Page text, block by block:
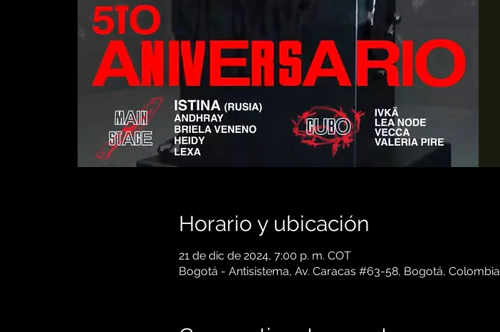
Horario y ubicación
21 de dic de 2024, 7:00 p. m. COT
Bogotá - Antisistema, Av. Caracas #63-58, Bogotá, Colombia